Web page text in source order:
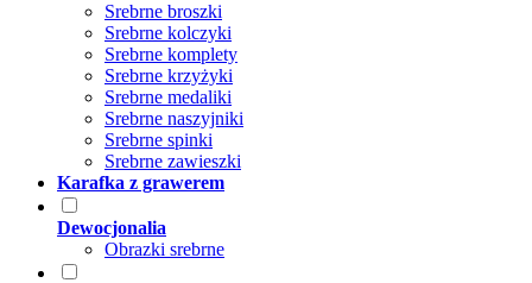
Srebrne broszki
Srebrne kolczyki
Srebrne komplety
Srebrne krzyżyki
Srebrne medaliki
Srebrne naszyjniki
Srebrne spinki
Srebrne zawieszki
Karafka z grawerem
Dewocjonalia
Obrazki srebrne